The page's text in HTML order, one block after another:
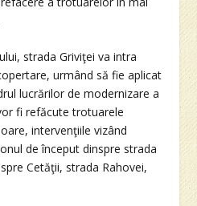
strada Griviţei va intra
urmând să fie aplicat
lucrărilor de modernizare a
fi refăcute trotuarele
intervenţiile vizând
de început dinspre strada
Cetăţii, strada Rahovei,